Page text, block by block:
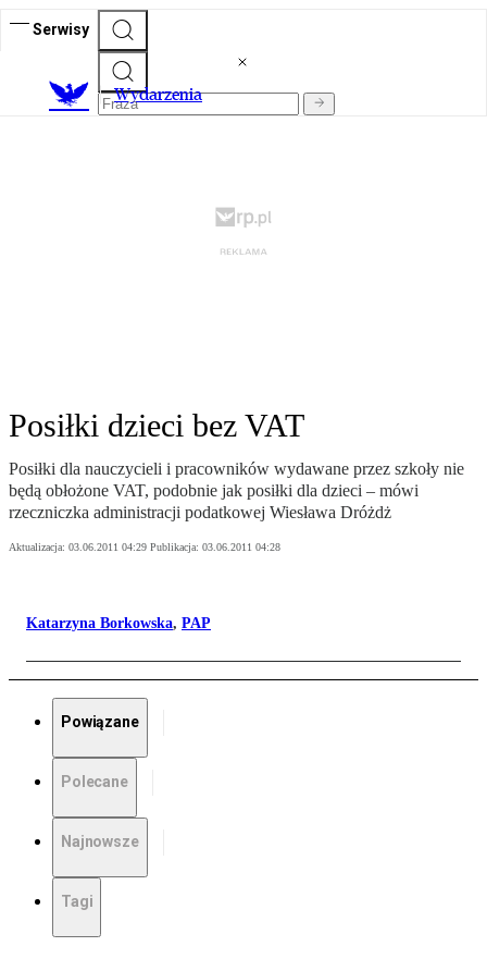
Serwisy
Wydarzenia
Posiłki dzieci bez VAT
Posiłki dla nauczycieli i pracowników wydawane przez szkoły nie
będą obłożone VAT, podobnie jak posiłki dla dzieci – mówi
rzeczniczka administracji podatkowej Wiesława Dróżdż
Aktualizacja: 03.06.2011 04:29 Publikacja: 03.06.2011 04:28
Katarzyna Borkowska, PAP
Powiązane
Polecane
Najnowsze
Tagi